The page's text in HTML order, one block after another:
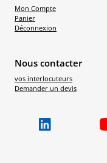
Mon Compte
Panier
Déconnexion
Nous contacter
vos interlocuteurs
Demander un devis